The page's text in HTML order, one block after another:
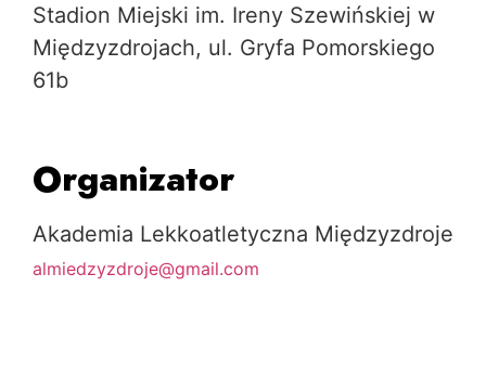
Stadion Miejski im. Ireny Szewińskiej w
Międzyzdrojach, ul. Gryfa Pomorskiego
61b
Organizator
Akademia Lekkoatletyczna Międzyzdroje
almiedzyzdroje@gmail.com